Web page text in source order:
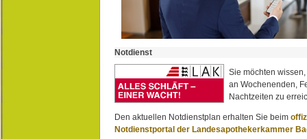
Notdienst
Sie möchten
an Wochenenden,
Nachtzeiten zu
Den aktuellen Notdienstplan erhalten Sie beim
Notdienstportal der Landesapothekerkammer